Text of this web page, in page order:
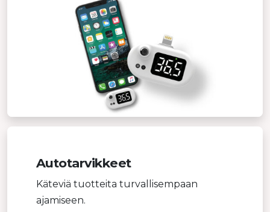
Autotarvikkeet
Käteviä tuotteita turvallisempaan
ajamiseen.